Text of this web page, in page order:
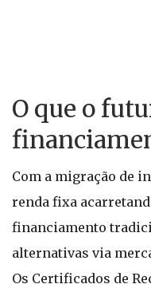
O que o
Com a migração de
renda fixa
financiamento
alternativas via
Os Certificados de